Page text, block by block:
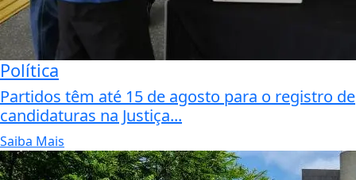
Política
Partidos têm até 15 de agosto para o registro de
candidaturas na Justiça...
Saiba Mais